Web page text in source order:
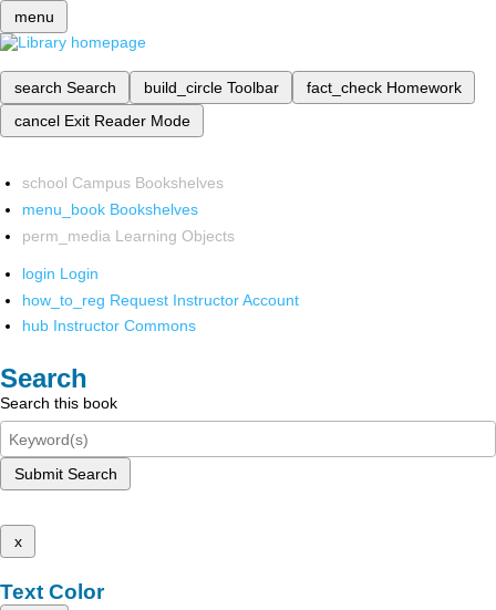
menu
search Search build_circle Toolbar fact_check Homework
cancel Exit Reader Mode
school Campus Bookshelves
menu_book Bookshelves
perm_media Learning Objects
login Login
how_to_reg Request Instructor Account
hub Instructor Commons
Search
Search this book
Submit Search
x
Text Color